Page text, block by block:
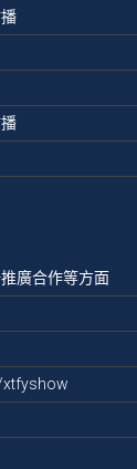
廣合作等方面